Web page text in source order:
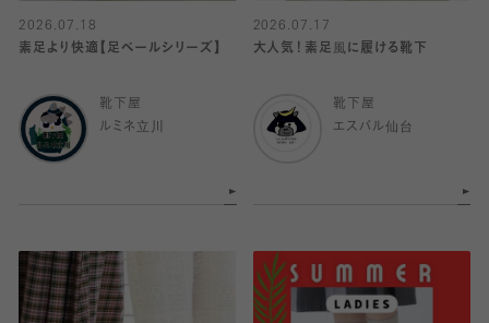
2026.07.18
素足より快適【足ベールシリーズ】
靴下屋
ルミネ立川
2026.07.17
大人気！素足風に履ける靴下
靴下屋
エスパル仙台